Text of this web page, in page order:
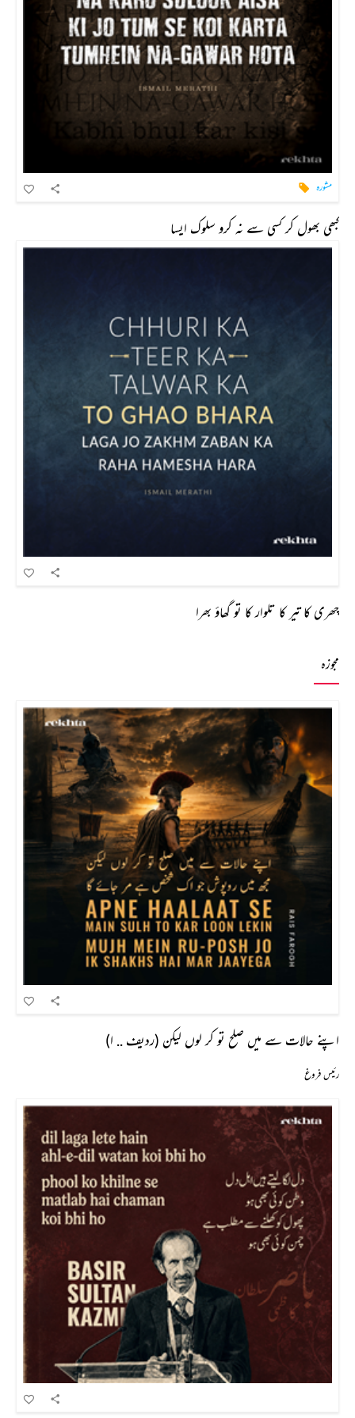
مشورہ
کبھی بھول کر کسی سے نہ کرو سلوک ایسا
چھری کا تیر کا تلوار کا تو گھاؤ بھرا
مجوزہ
اپنے حالات سے میں صلح تو کر لوں لیکن (ردیف .. ا)
رئیس فروغ